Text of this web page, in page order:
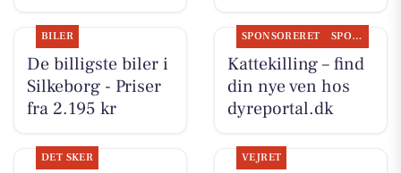
BILER
De billigste biler i
Silkeborg - Priser
fra 2.195 kr
SPONSORERET SPONSORERET INDHOLD
Kattekilling – find
din nye ven hos
dyreportal.dk
DET SKER VEJRET